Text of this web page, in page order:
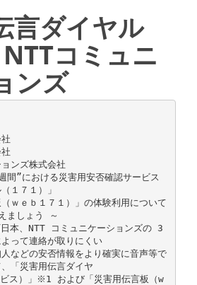
言ダイヤル
NTTコミュニ
ンズ
ンズ株式会社
間”における災害用安否確認サービス
１７１）」
ｗｅｂ１７１）」の体験利用について
ましょう ～
本、NTT コミュニケーションズの 3
って連絡が取りにくい
などの安否情報をより確実に音声等で
「災害用伝言ダイヤ
ス）」※1 および「災害用伝言板（w